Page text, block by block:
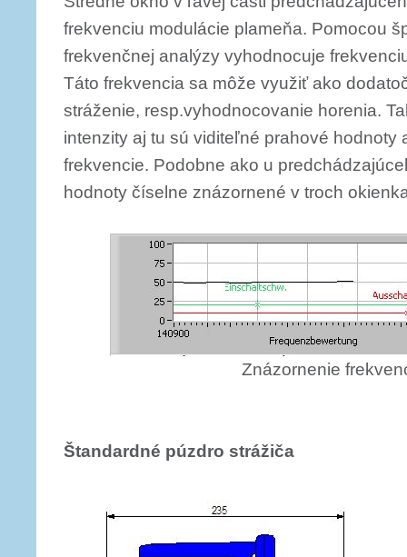
frekvenciu modulácie plameňa. Pomocou
frekvenčnej analýzy vyhodnocuje
Táto frekvencia sa môže využiť ako
stráženie, resp.vyhodnocovanie horenia.
intenzity aj tu sú viditeľné prahové hodnoty
frekvencie. Podobne ako u
hodnoty číselne znázornené v troch
Znázornenie
Štandardné púzdro strážiča